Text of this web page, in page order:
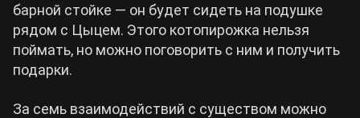
барной стойке — он будет сидеть на подушке
рядом с Цыцем. Этого котопирожка нельзя
поймать, но можно поговорить с ним и получить
подарки.
За семь взаимодействий с существом можно